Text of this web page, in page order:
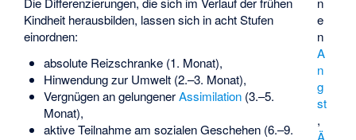
e
n
A
n
g
st
,
Ä
Kindheit herausbilden, lassen sich in acht Stufen
einordnen:
absolute Reizschranke (1. Monat),
Hinwendung zur Umwelt (2.–3. Monat),
Vergnügen an gelungenerAssimilation(3.–5.
Monat),
aktive Teilnahme am sozialen Geschehen (6.–9.